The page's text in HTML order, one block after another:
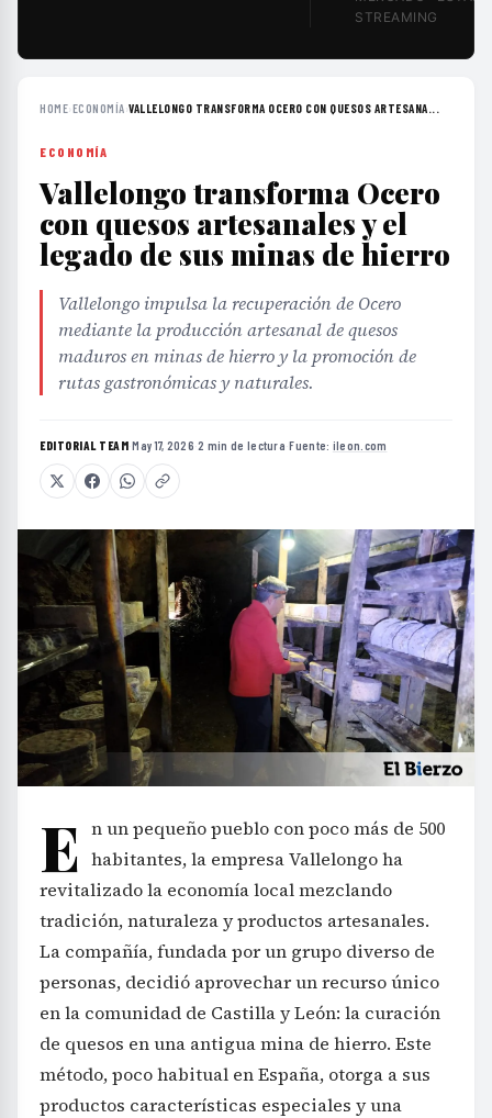
STREAMING
HOME›ECONOMÍA›VALLELONGO TRANSFORMA OCERO CON QUESOS ARTESANA...
ECONOMÍA
Vallelongo transforma Ocero
con quesos artesanales y el
legado de sus minas de hierro
Vallelongo impulsa la recuperación de Ocero
mediante la producción artesanal de quesos
maduros en minas de hierro y la promoción de
rutas gastronómicas y naturales.
EDITORIAL TEAM·May 17, 2026·2 min de lectura·Fuente: ileon.com
E n un pequeño pueblo con poco más de 500
habitantes, la empresa Vallelongo ha
revitalizado la economía local mezclando
tradición, naturaleza y productos artesanales.
La compañía, fundada por un grupo diverso de
personas, decidió aprovechar un recurso único
en la comunidad de Castilla y León: la curación
de quesos en una antigua mina de hierro. Este
método, poco habitual en España, otorga a sus
productos características especiales y una